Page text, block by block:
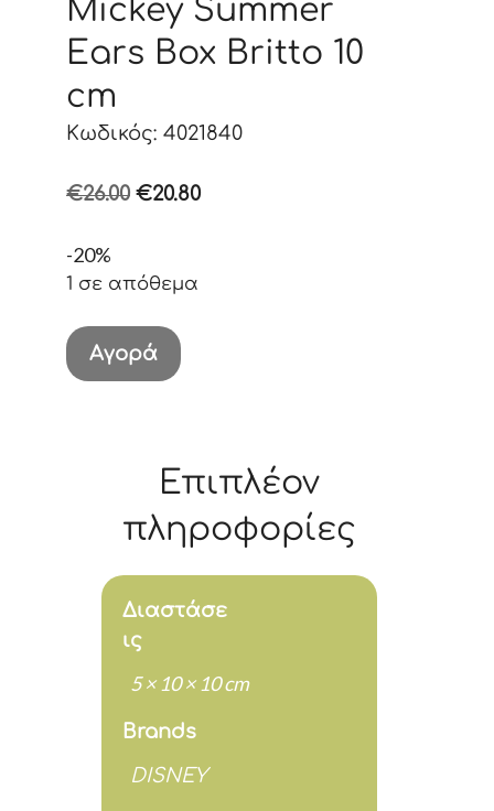
Mickey Summer
Ears Box Britto 10
cm
Κωδικός: 4021840
€26.00 Original
€26.00.
€20.80Η
-20%
1 σε απόθεμα
Mickey
Summer
Αγορά
Επιπλέον
πληροφορίες
Διαστάσε
ις
5 × 10 × 10 cm
Brands
DISNEY